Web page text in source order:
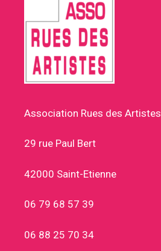
Association Rues des Artistes
29 rue Paul Bert
42000 Saint-Etienne
06 79 68 57 39
06 88 25 70 34